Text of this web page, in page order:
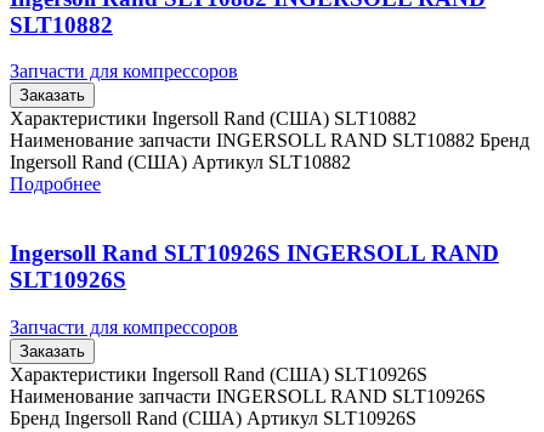
SLT10882
Запчасти для компрессоров
Заказать
Характеристики Ingersoll Rand (США) SLT10882
Наименование запчасти INGERSOLL RAND SLT10882 Бренд
Ingersoll Rand (США) Артикул SLT10882
Подробнее
Ingersoll Rand SLT10926S INGERSOLL RAND
SLT10926S
Запчасти для компрессоров
Заказать
Характеристики Ingersoll Rand (США) SLT10926S
Наименование запчасти INGERSOLL RAND SLT10926S
Бренд Ingersoll Rand (США) Артикул SLT10926S